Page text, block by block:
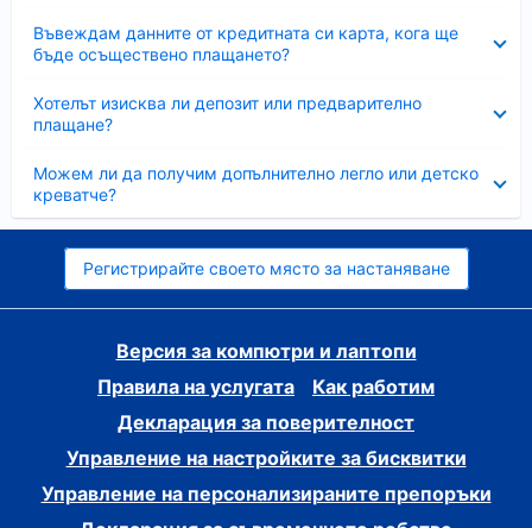
Въвеждам данните от кредитната си карта, кога ще
бъде осъществено плащането?
Хотелът изисква ли депозит или предварително
плащане?
Можем ли да получим допълнително легло или детско
креватче?
Регистрирайте своето място за настаняване
Версия за компютри и лаптопи
Правила на услугата
Как работим
Декларация за поверителност
Управление на настройките за бисквитки
Управление на персонализираните препоръки